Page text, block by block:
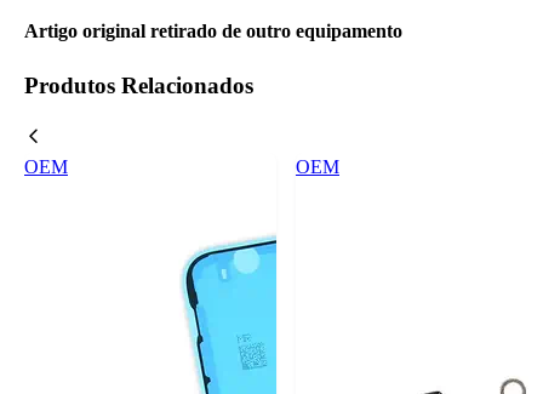
Artigo original retirado de outro equipamento
Produtos Relacionados
OEM OEM